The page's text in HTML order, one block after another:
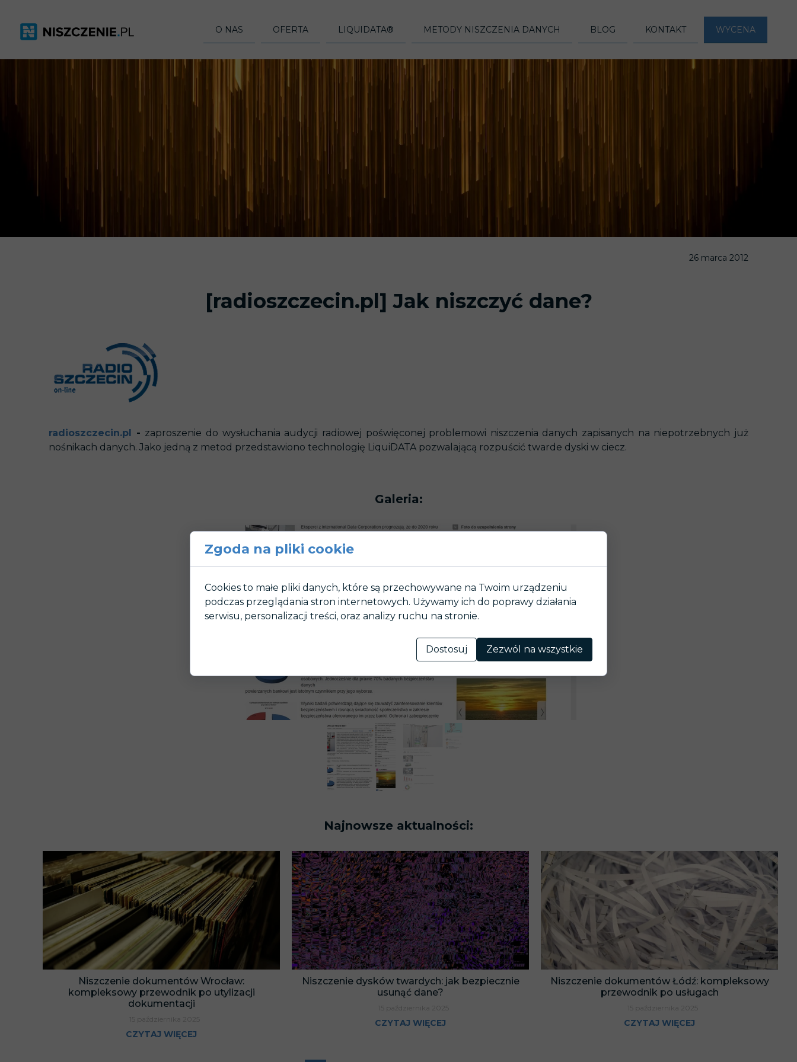
O NAS
NAGRODY I REFERENCJE
MEDIA O NAS
GRANT SEAL OF EXCELLENCE
OFERTA
NISZCZENIE TELEFONÓW I TABLETÓW
NISZCZENIE DYSKIETEK
NISZCZENIE KART PAMIĘCI I NOŚNIKÓW PENDRIVE
NISZCZENIE DOKUMENTÓW
NISZCZENIE POZOSTAŁYCH NOŚNIKÓW DANYCH
LIQUIDATA®
PRZEBIEG PROCESU
METODY NISZCZENIA DANYCH
NISZCZENIE SPRZĘTOWE (FIZYCZNE)
NISZCZENIE MAGNETYCZNE
NISZCZENIE TERMICZNE
PRZEPISY PRAWNE
ODZYSKIWANIE UTRACONYCH DANYCH
BLOG KONTAKT WYCENA
Galeria:
Najnowsze aktualności:
Niszczenie dokumentów Wrocław:
kompleksowy przewodnik po utylizacji
dokumentacji
15 października 2025
CZYTAJ WIĘCEJ
Niszczenie dysków twardych: jak bezpiecznie
usunąć dane?
15 października 2025
CZYTAJ WIĘCEJ
Niszczenie dokumentów Łódź: kompleksowy
przewodnik po usługach
15 października 2025
CZYTAJ WIĘCEJ
26 marca 2012
[radioszczecin.pl] Jak niszczyć dane?
radioszczecin.pl - zaproszenie do wysłuchania audycji radiowej poświęconej problemowi niszczenia danych zapisanych na niepotrzebnych już
nośnikach danych. Jako jedną z metod przedstawiono technologię LiquiDATA pozwalającą rozpuścić twarde dyski w ciecz.
Zgoda na pliki cookie
Cookies to małe pliki danych, które są przechowywane na Twoim urządzeniu
podczas przeglądania stron internetowych. Używamy ich do poprawy działania
serwisu, personalizacji treści, oraz analizy ruchu na stronie.
Dostosuj Zezwól na wszystkie